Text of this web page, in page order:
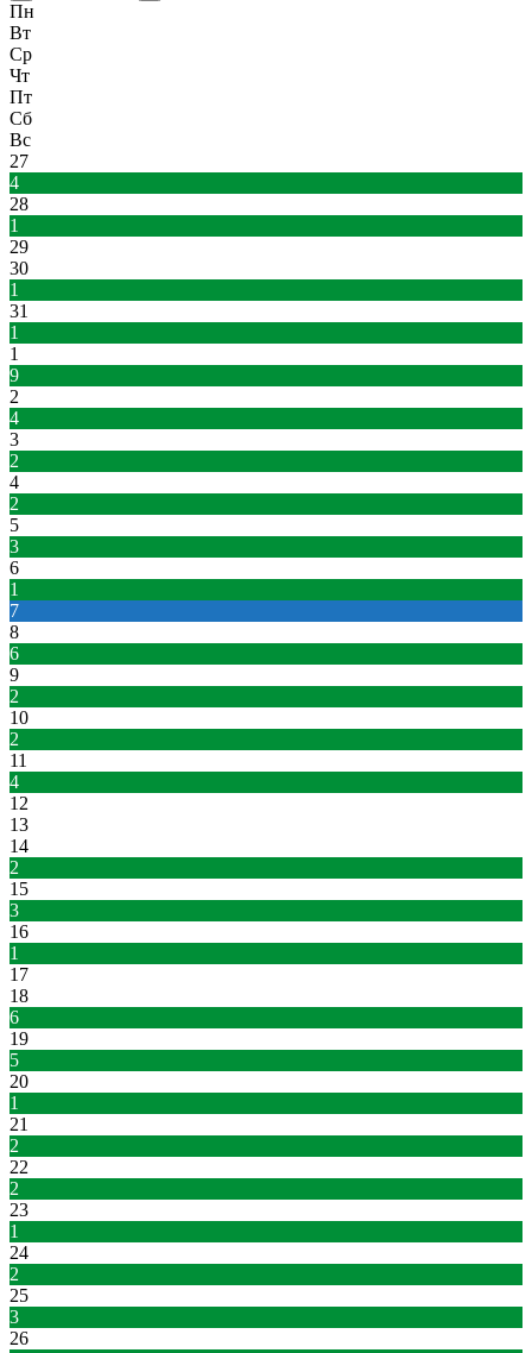
Пн
Вт
Ср
Чт
Пт
Сб
Вс
27
4
28
1
29
30
1
31
1
1
9
2
4
3
2
4
2
5
3
6
1
7
8
6
9
2
10
2
11
4
12
13
14
2
15
3
16
1
17
18
6
19
5
20
1
21
2
22
2
23
1
24
2
25
3
26